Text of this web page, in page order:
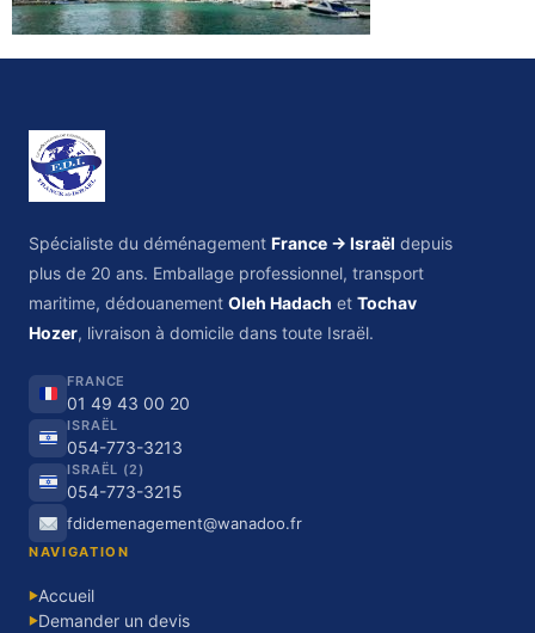
Spécialiste du déménagement France → Israël depuis
plus de 20 ans. Emballage professionnel, transport
maritime, dédouanement Oleh Hadach et Tochav
Hozer, livraison à domicile dans toute Israël.
FRANCE
01 49 43 00 20
ISRAËL
054-773-3213
ISRAËL (2)
054-773-3215
fdidemenagement@wanadoo.fr
NAVIGATION
▶Accueil
▶Demander un devis